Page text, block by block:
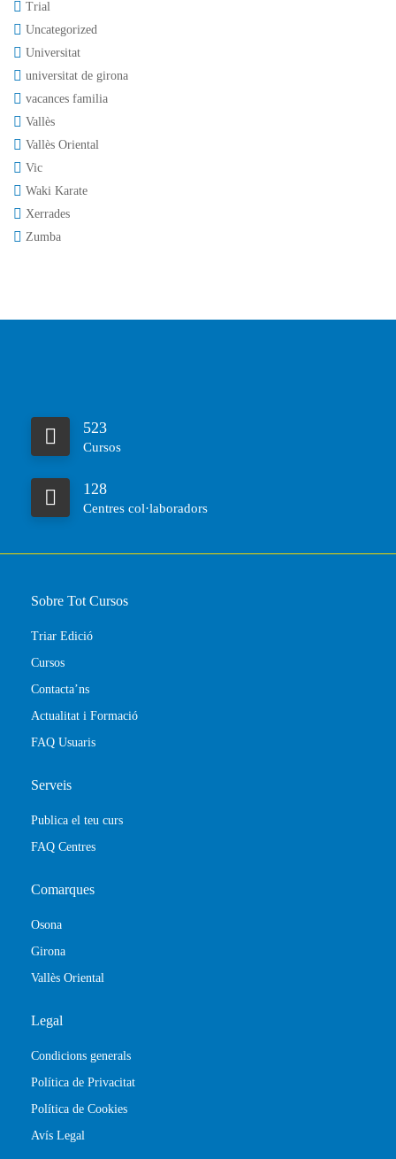
Trial
Uncategorized
Universitat
universitat de girona
vacances familia
Vallès
Vallès Oriental
Vic
Waki Karate
Xerrades
Zumba
523
Cursos
128
Centres col·laboradors
Sobre Tot Cursos
Triar Edició
Cursos
Contacta’ns
Actualitat i Formació
FAQ Usuaris
Serveis
Publica el teu curs
FAQ Centres
Comarques
Osona
Girona
Vallès Oriental
Legal
Condicions generals
Política de Privacitat
Política de Cookies
Avís Legal